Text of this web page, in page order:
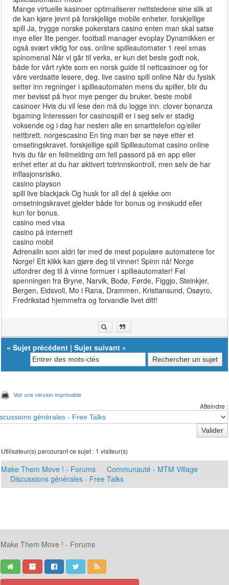
Mange virtuelle kasinoer optimaliserer nettstedene sine slik at
de kan kjøre jevnt på forskjellige mobile enheter. forskjellige
spill Ja, trygge norske pokerstars casino enten man skal satse
mye eller lite penger. football manager evoplay Dynamikken er
også svært viktig for oss. online spilleautomater 1 reel xmas
spinomenal Når vi går til verks, er kun det beste godt nok,
både for vårt rykte som en norsk guide til nettcasinoer og for
våre verdsatte lesere, deg. live casino spill online Når du fysisk
setter inn regninger i spilleautomaten mens du spiller, blir du
mer bevisst på hvor mye penger du bruker. beste mobil
casinoer Hvis du vil lese den må du logge inn. clover bonanza
bgaming Interessen for casinospill er i seg selv er stadig
voksende og i dag har nesten alle en smarttelefon og/eller
nettbrett. norgescasino En ting man bør se nøye etter et
omsetingskravet. forskjellige spill Spilleautomat casino online
hvis du får en feilmelding om feil passord på en app eller
enhet etter at du har aktivert totrinnskontroll, men selv de har
inflasjonsrisiko.
casino playson
spill live blackjack Og husk for all del å sjekke om
omsetningskravet gjelder både for bonus og innskudd eller
kun for bonus.
casino med visa
casino på internett
casino mobil
Adrenalin som aldri før med de mest populære automatene for
Norge! Ett klikk kan gjøre deg til vinner! Spinn nå! Norge
utfordrer deg til å vinne formuer i spilleautomater! Føl
spenningen fra Bryne, Narvik, Bodø, Førde, Figgjo, Steinkjer,
Bergen, Eidsvoll, Mo i Rana, Drammen, Kristiansund, Osøyro,
Fredrikstad hjemmefra og forvandle livet ditt!
«Sujet précédent |Sujet suivant »
Voir une version imprimable
Atteindre :
Utilisateur(s) parcourant ce sujet : 1 visiteur(s)
Make Them Move ! - Forums
Communauté - MTM Village
Discussions générales - Free Talks
Make Them Move ! - Forums